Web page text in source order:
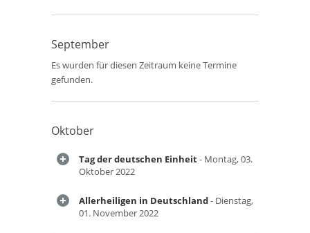
September
Es wurden für diesen Zeitraum keine Termine
gefunden.
Oktober
Tag der deutschen Einheit- Montag, 03.
Oktober 2022
Allerheiligen in Deutschland- Dienstag,
01. November 2022